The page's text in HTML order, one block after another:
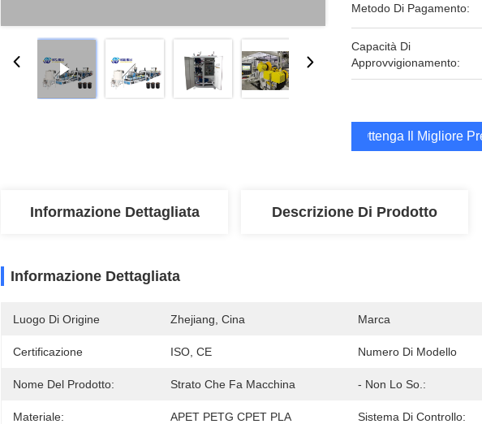
Metodo Di Pagamento:
Capacità Di
Approvvigionamento:
Ottenga Il Migliore
Informazione Dettagliata Descrizione Di Prodotto
Informazione Dettagliata
Luogo Di Origine Zhejiang, Cina Marca
Certificazione ISO, CE Numero Di Modello
Nome Del Prodotto: Strato Che Fa Macchina - Non Lo So.:
Materiale: APET PETG CPET PLA Sistema Di Controllo: